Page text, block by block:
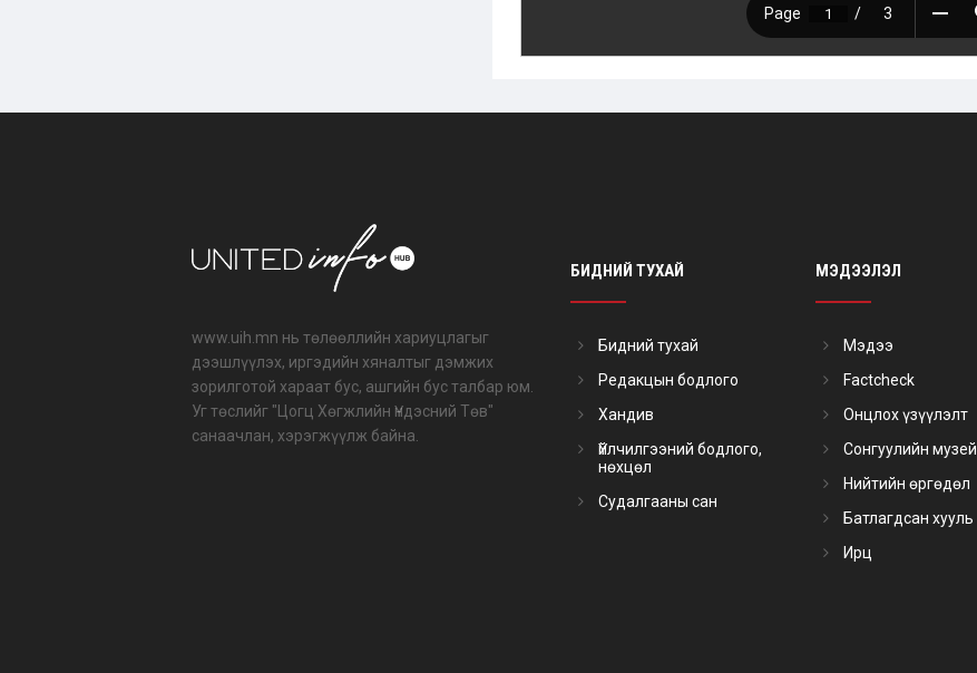
www.uih.mn нь төлөөллийн хариуцлагыг
дээшлүүлэх, иргэдийн хяналтыг дэмжих
зорилготой хараат бус, ашгийн бус талбар юм.
Уг төслийг "Цогц Хөгжлийн Үндэсний Төв"
санаачлан, хэрэгжүүлж байна.
БИДНИЙ ТУХАЙ
Бидний тухай
Редакцын бодлого
Хандив
Үйлчилгээний бодлого,
нөхцөл
Судалгааны сан
МЭДЭЭЛЭЛ
Мэдээ
Factcheck
Онцлох үзүүлэлт
Сонгуулийн музей
Нийтийн өргөдөл
Батлагдсан хууль
Ирц